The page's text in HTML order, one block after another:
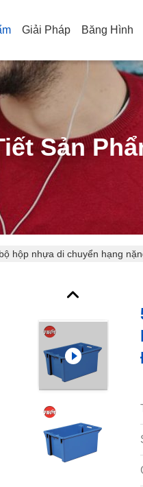
Giải Pháp Băng Hình
Sản
hộp nhựa di chuyển hạng